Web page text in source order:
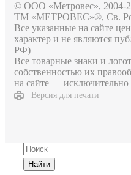
© ООО «Метровес», 2004-
ТМ «МЕТРОВЕС»®, Св.
Все указанные на сайте
характер и не являются
РФ)
Все товарные знаки и
собственностью их
на сайте —
Версия для печати
Найти